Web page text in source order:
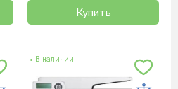
Купить
• В наличии